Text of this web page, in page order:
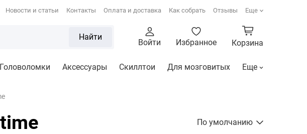
Новости и статьи Контакты Оплата и доставка Как собрать Отзывы Еще
Найти
Войти Избранное Корзина
Головоломки Аксессуары Скиллтои Для мозговитых Еще
По умолчанию